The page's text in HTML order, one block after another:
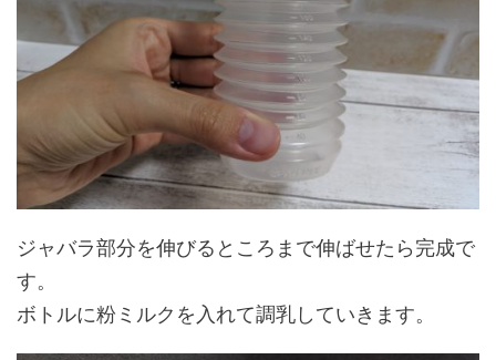
ジャバラ部分を伸びるところまで伸ばせたら完成で
す。
ボトルに粉ミルクを入れて調乳していきます。